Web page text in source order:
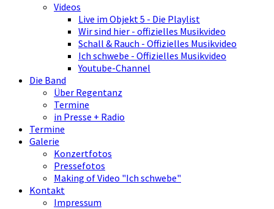
Videos
Live im Objekt 5 - Die Playlist
Wir sind hier - offizielles Musikvideo
Schall & Rauch - Offizielles Musikvideo
Ich schwebe - Offizielles Musikvideo
Youtube-Channel
Die Band
Über Regentanz
Termine
in Presse + Radio
Termine
Galerie
Konzertfotos
Pressefotos
Making of Video "Ich schwebe"
Kontakt
Impressum